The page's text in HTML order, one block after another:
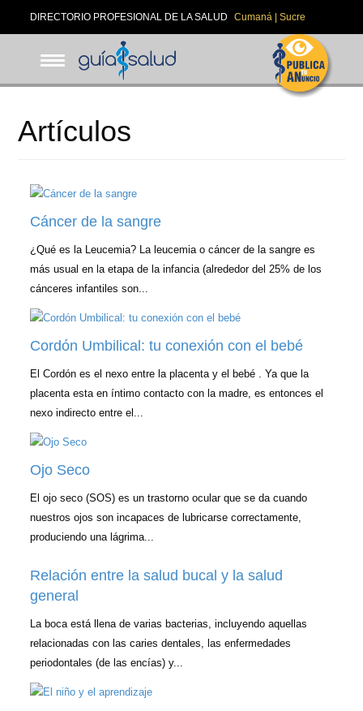
DIRECTORIO PROFESIONAL DE LA SALUD Cumaná | Sucre
Artículos
Cáncer de la sangre
¿Qué es la Leucemia? La leucemia o cáncer de la sangre es
más usual en la etapa de la infancia (alrededor del 25% de los
cánceres infantiles son...
Cordón Umbilical: tu conexión con el bebé
El Cordón es el nexo entre la placenta y el bebé . Ya que la
placenta esta en íntimo contacto con la madre, es entonces el
nexo indirecto entre el...
Ojo Seco
El ojo seco (SOS) es un trastorno ocular que se da cuando
nuestros ojos son incapaces de lubricarse correctamente,
produciendo una lágrima...
Relación entre la salud bucal y la salud
general
La boca está llena de varias bacterias, incluyendo aquellas
relacionadas con las caries dentales, las enfermedades
periodontales (de las encías) y...